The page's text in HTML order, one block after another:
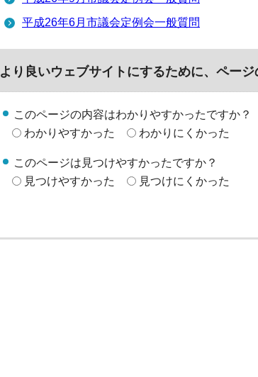
平成26年6月市議会定例会一般質問
より良いウェブサイトにするために、ページ
このページの内容はわかりやすかったですか？
わかりやすかった
わかりにくかった
このページは見つけやすかったですか？
見つけやすかった
見つけにくかった